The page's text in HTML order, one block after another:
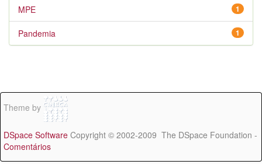
1
MPE
1
Pandemia
Theme by
DSpace Software Copyright © 2002-2009 The DSpace Foundation -
Comentários